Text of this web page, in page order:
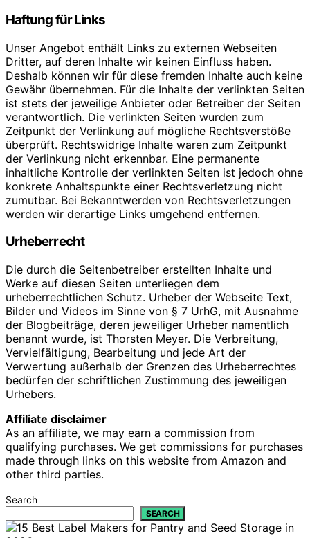
Haftung für Links
Unser Angebot enthält Links zu externen Webseiten
Dritter, auf deren Inhalte wir keinen Einfluss haben.
Deshalb können wir für diese fremden Inhalte auch keine
Gewähr übernehmen. Für die Inhalte der verlinkten Seiten
ist stets der jeweilige Anbieter oder Betreiber der Seiten
verantwortlich. Die verlinkten Seiten wurden zum
Zeitpunkt der Verlinkung auf mögliche Rechtsverstöße
überprüft. Rechtswidrige Inhalte waren zum Zeitpunkt
der Verlinkung nicht erkennbar. Eine permanente
inhaltliche Kontrolle der verlinkten Seiten ist jedoch ohne
konkrete Anhaltspunkte einer Rechtsverletzung nicht
zumutbar. Bei Bekanntwerden von Rechtsverletzungen
werden wir derartige Links umgehend entfernen.
Urheberrecht
Die durch die Seitenbetreiber erstellten Inhalte und
Werke auf diesen Seiten unterliegen dem
urheberrechtlichen Schutz. Urheber der Webseite Text,
Bilder und Videos im Sinne von § 7 UrhG, mit Ausnahme
der Blogbeiträge, deren jeweiliger Urheber namentlich
benannt wurde, ist Thorsten Meyer. Die Verbreitung,
Vervielfältigung, Bearbeitung und jede Art der
Verwertung außerhalb der Grenzen des Urheberrechtes
bedürfen der schriftlichen Zustimmung des jeweiligen
Urhebers.
Affiliate disclaimer
As an affiliate, we may earn a commission from
qualifying purchases. We get commissions for purchases
made through links on this website from Amazon and
other third parties.
Search
SEARCH